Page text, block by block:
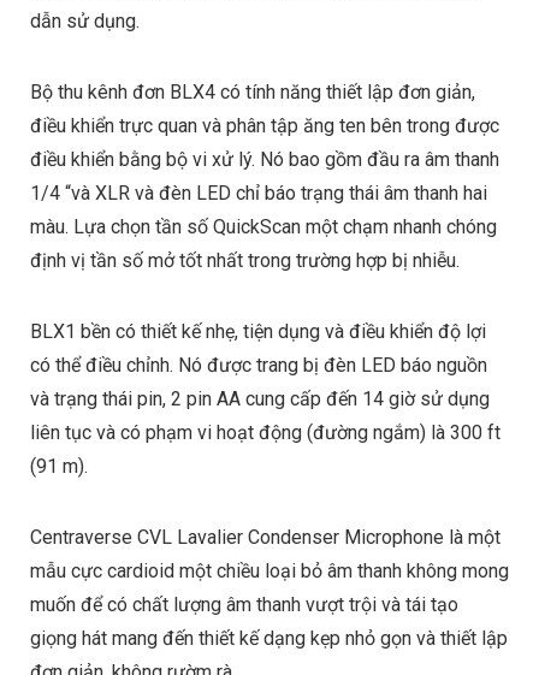
dẫn sử dụng.
Bộ thu kênh đơn BLX4 có tính năng thiết lập đơn giản,
điều khiển trực quan và phân tập ăng ten bên trong được
điều khiển bằng bộ vi xử lý. Nó bao gồm đầu ra âm thanh
1/4 “và XLR và đèn LED chỉ báo trạng thái âm thanh hai
màu. Lựa chọn tần số QuickScan một chạm nhanh chóng
định vị tần số mở tốt nhất trong trường hợp bị nhiễu.
BLX1 bền có thiết kế nhẹ, tiện dụng và điều khiển độ lợi
có thể điều chỉnh. Nó được trang bị đèn LED báo nguồn
và trạng thái pin, 2 pin AA cung cấp đến 14 giờ sử dụng
liên tục và có phạm vi hoạt động (đường ngắm) là 300 ft
(91 m).
Centraverse CVL Lavalier Condenser Microphone là một
mẫu cực cardioid một chiều loại bỏ âm thanh không mong
muốn để có chất lượng âm thanh vượt trội và tái tạo
giọng hát mang đến thiết kế dạng kẹp nhỏ gọn và thiết lập